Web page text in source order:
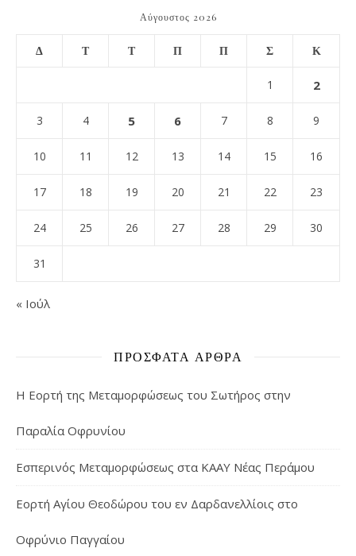
Αύγουστος 2026
Δ Τ Τ Π Π Σ Κ
1 2
3 4 5 6 7 8 9
10 11 12 13 14 15 16
17 18 19 20 21 22 23
24 25 26 27 28 29 30
31
« Ιούλ
ΠΡΌΣΦΑΤΑ ΆΡΘΡΑ
Η Εορτή της Μεταμορφώσεως του Σωτήρος στην
Παραλία Οφρυνίου
Εσπερινός Μεταμορφώσεως στα ΚΑΑΥ Νέας Περάμου
Εορτή Αγίου Θεοδώρου του εν Δαρδανελλίοις στο
Οφρύνιο Παγγαίου